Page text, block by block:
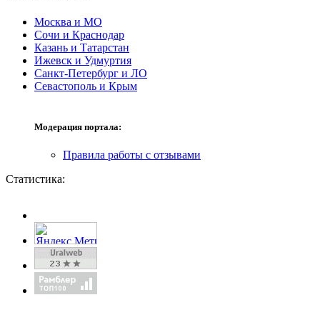
Москва и МО
Сочи и Краснодар
Казань и Татарстан
Ижевск и Удмуртия
Санкт-Петербург и ЛО
Севастополь и Крым
Модерация портала:
Правила работы с отзывами
Статистика: